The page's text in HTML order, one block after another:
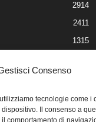
Consenso
tecnologie come i
Il consenso a
comportamento di
2914
2411
1315